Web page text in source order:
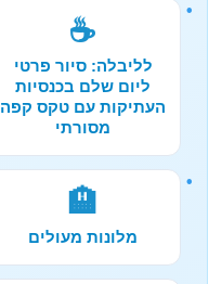
☕
לליבלה: סיור פרטי
ליום שלם בכנסיות
העתיקות עם טקס קפה
מסורתי
🏨
מלונות מעולים